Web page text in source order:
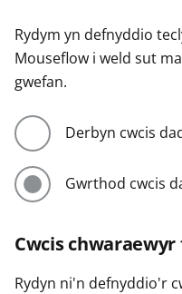
Rydym yn defnyddio
Mouseflow i weld sut
gwefan.
Derbyn cwcis
Gwrthod cwcis
Cwcis
Rydyn ni'n defnyddio'r